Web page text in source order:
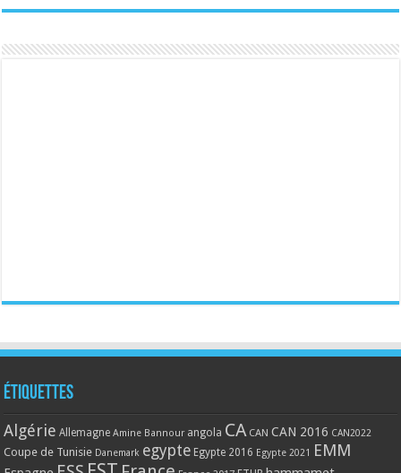
Étiquettes
Algérie Allemagne Amine Bannour angola CA CAN CAN 2016 CAN2022
Coupe de Tunisie Danemark egypte Egypte 2016 Egypte 2021 EMM